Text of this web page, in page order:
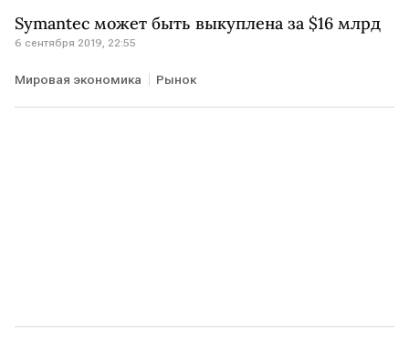
Symantec может быть выкуплена за $16 млрд
6 сентября 2019, 22:55
Мировая экономика Рынок